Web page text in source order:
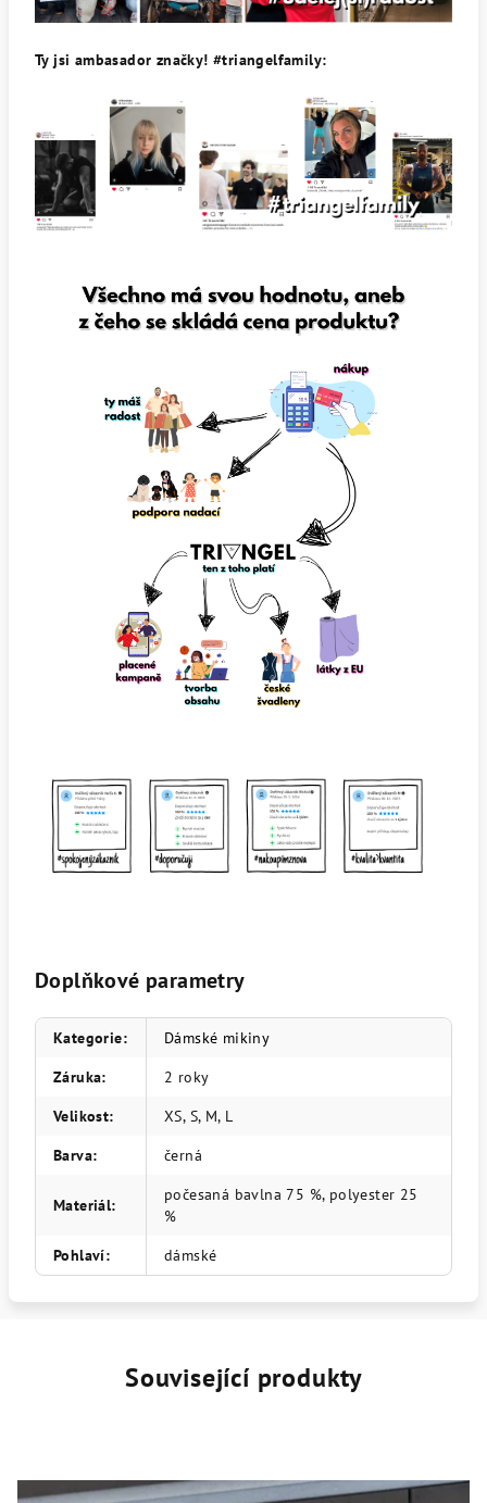
Ty jsi ambasador značky! #triangelfamily:
Doplňkové parametry
Kategorie:
Dámské mikiny
Záruka:
2 roky
Velikost:
XS, S, M, L
Barva: černá
Materiál:
počesaná bavlna 75 %, polyester 25
%
Pohlaví: dámské
Související produkty